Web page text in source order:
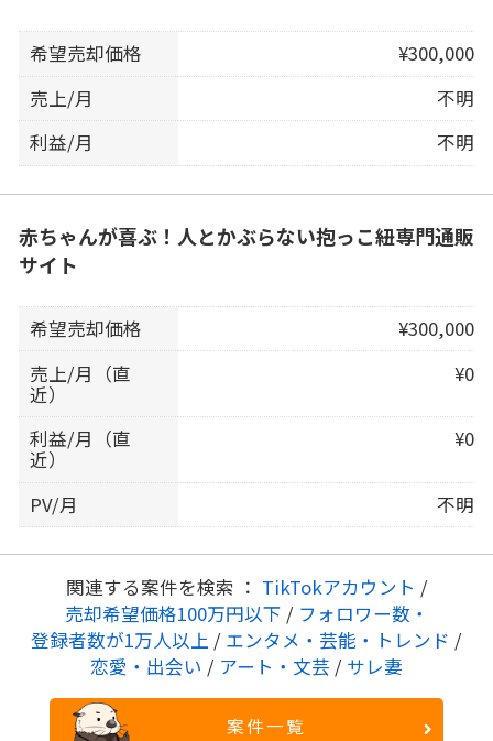
希望売却価格
¥300,000
売上/月
不明
利益/月
不明
赤ちゃんが喜ぶ！人とかぶらない抱っこ紐専門通販
サイト
希望売却価格
¥300,000
売上/月（直
近）
¥0
利益/月（直
近）
¥0
PV/月 不明
関連する案件を検索 ： TikTokアカウント /
売却希望価格100万円以下 / フォロワー数・
登録者数が1万人以上 / エンタメ・芸能・トレンド /
恋愛・出会い / アート・文芸 / サレ妻
案件一覧